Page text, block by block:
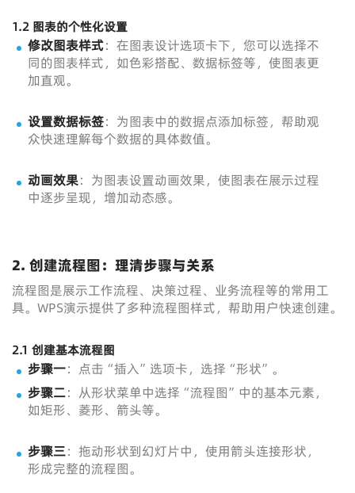
1.2 图表的个性化设置
修改图表样式：在图表设计选项卡下，您可以选择不
同的图表样式，如色彩搭配、数据标签等，使图表更
加直观。
设置数据标签：为图表中的数据点添加标签，帮助观
众快速理解每个数据的具体数值。
动画效果：为图表设置动画效果，使图表在展示过程
中逐步呈现，增加动态感。
2. 创建流程图：理清步骤与关系
流程图是展示工作流程、决策过程、业务流程等的常用工
具。WPS演示提供了多种流程图样式，帮助用户快速创建。
2.1 创建基本流程图
步骤一：点击“插入”选项卡，选择“形状”。
步骤二：从形状菜单中选择“流程图”中的基本元素，
如矩形、菱形、箭头等。
步骤三：拖动形状到幻灯片中，使用箭头连接形状，
形成完整的流程图。